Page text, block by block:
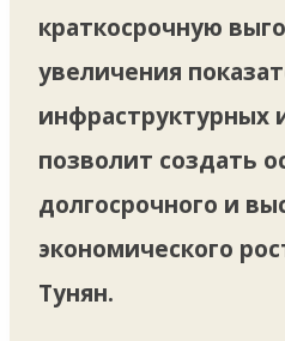
краткосрочную
увеличения
инфраструктурных
позволит создать
долгосрочного и
экономического
Тунян.